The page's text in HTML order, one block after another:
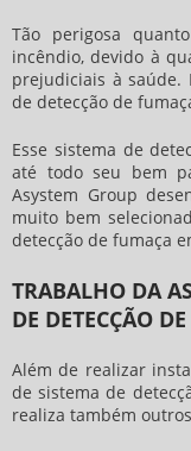
Tão perigosa
incêndio, devido à
prejudiciais à
de detecção de
Esse sistema de
até todo seu bem
Asystem Group
muito bem
detecção de fumaça
TRABALHO DA
DE DETECÇÃO
Além de realizar
desistema de
realiza também